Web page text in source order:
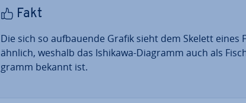
Fakt
Die sich so auf­bau­en­de Grafik sieht dem Skelett eines
ähnlich, weshalb das Ishikawa-Diagramm auch als
gramm bekannt ist.